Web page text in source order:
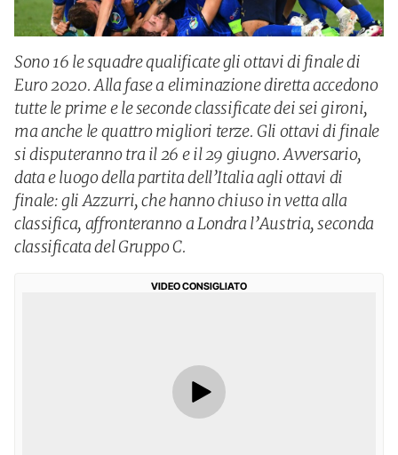
Sono 16 le squadre qualificate gli ottavi di finale di
Euro 2020. Alla fase a eliminazione diretta accedono
tutte le prime e le seconde classificate dei sei gironi,
ma anche le quattro migliori terze. Gli ottavi di finale
si disputeranno tra il 26 e il 29 giugno. Avversario,
data e luogo della partita dell’Italia agli ottavi di
finale: gli Azzurri, che hanno chiuso in vetta alla
classifica, affronteranno a Londra l’Austria, seconda
classificata del Gruppo C.
VIDEO CONSIGLIATO